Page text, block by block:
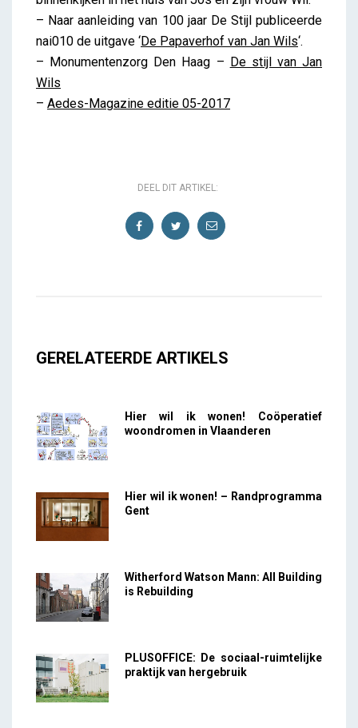
– Naar aanleiding van 100 jaar De Stijl publiceerde
nai010 de uitgave ‘De Papaverhof van Jan Wils‘.
– Monumentenzorg Den Haag – De stijl van Jan
Wils
– Aedes-Magazine editie 05-2017
DEEL DIT ARTIKEL:
GERELATEERDE ARTIKELS
Hier wil ik wonen! Coöperatief
woondromen in Vlaanderen
Hier wil ik wonen! – Randprogramma
Gent
Witherford Watson Mann: All Building
is Rebuilding
PLUSOFFICE: De sociaal-ruimtelijke
praktijk van hergebruik